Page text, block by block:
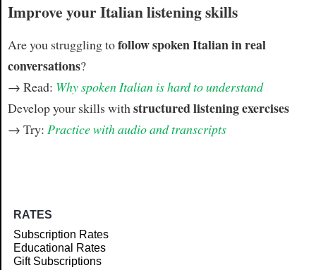
Improve your Italian listening skills
Are you struggling tofollow spoken Italian in real
conversations?
→ Read: Why spoken Italian is hard to understand
Develop your skills withstructured listening exercises
→ Try: Practice with audio and transcripts
RATES
Subscription Rates
Educational Rates
Gift Subscriptions